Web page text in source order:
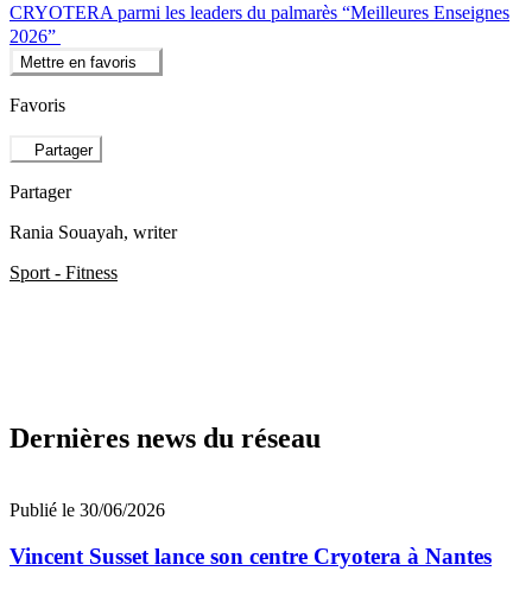
CRYOTERA parmi les leaders du palmarès “Meilleures Enseignes
2026”
Mettre en favoris
Favoris
Partager
Partager
Rania Souayah, writer
Sport - Fitness
Dernières news du réseau
Publié le 30/06/2026
Vincent Susset lance son centre Cryotera à Nantes